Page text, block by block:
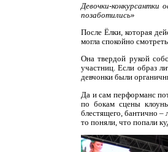
Девочки-
позаботились»
После Ёлки, которая
могла спокойно
Она твердой рукой
участниц. Если образ
девчонки были
Да и сам перформанс
по бокам сцены
блестящего, бантично –
то поняли, что попали